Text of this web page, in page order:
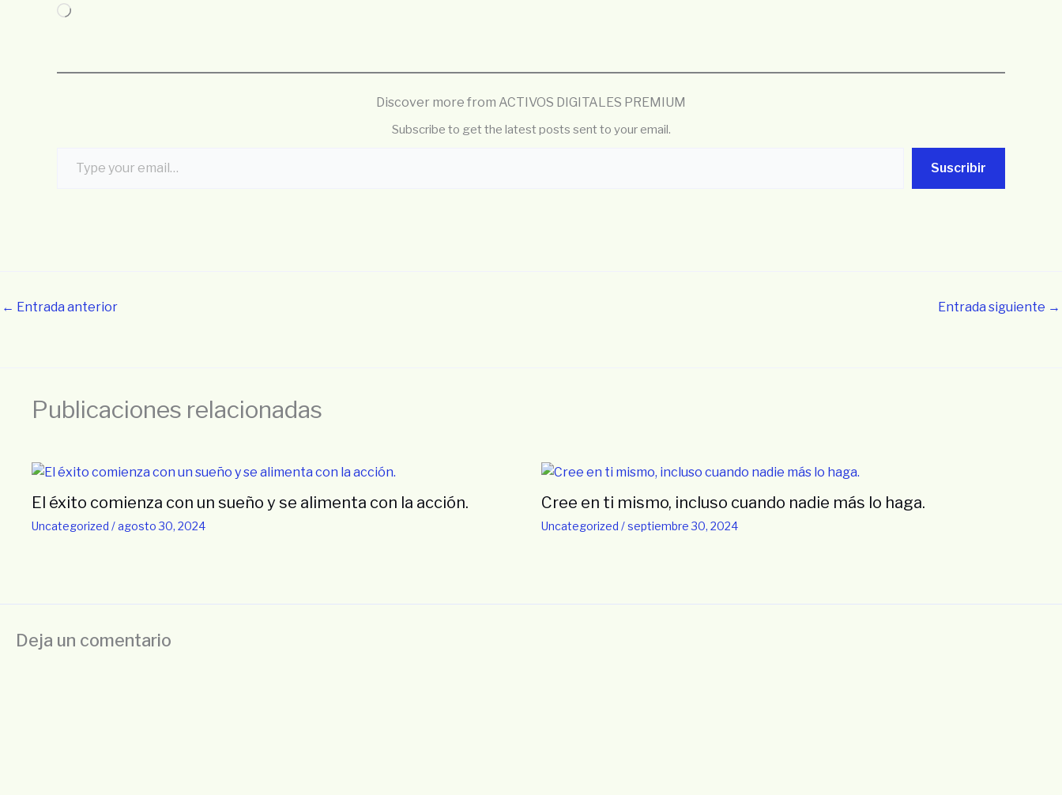
Cargando...
Discover more from ACTIVOS DIGITALES PREMIUM
Subscribe to get the latest posts sent to your email.
Suscribir
← Entrada anterior Entrada siguiente →
Publicaciones relacionadas
El éxito comienza con un sueño y se alimenta con la acción.
Uncategorized /agosto 30, 2024
Cree en ti mismo, incluso cuando nadie más lo haga.
Uncategorized /septiembre 30, 2024
Deja un comentario